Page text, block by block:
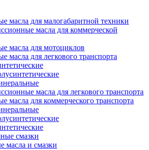
масла для малогабаритной техники
масла для коммерческой
масла для мотоциклов
масла для легкового транспорта
масла для легкового транспорта
масла для коммерческого транспорта
смазки
масла и смазки